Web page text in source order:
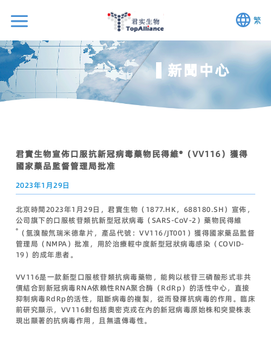
繁
新聞中心
君實生物宣佈口服抗新冠病毒藥物民得維®（VV116）獲得
國家藥品監督管理局批准
2023年1月29日
北京時間2023年1月29日，君實生物（1877.HK，688180.SH）宣佈，
公司旗下的口服核苷類抗新型冠狀病毒（SARS-CoV-2）藥物民得維
® （氫溴酸氘瑞米德韋片，產品代號：VV116/JT001）獲得國家藥品監督
管理局（NMPA）批准，用於治療輕中度新型冠狀病毒感染（COVID-
19）的成年患者。
VV116是一款新型口服核苷類抗病毒藥物，能夠以核苷三磷酸形式非共
價結合到新冠病毒RNA依賴性RNA聚合酶（RdRp）的活性中心，直接
抑制病毒RdRp的活性，阻斷病毒的複製，從而發揮抗病毒的作用。臨床
前研究顯示，VV116對包括奧密克戎在內的新冠病毒原始株和突變株表
現出顯著的抗病毒作用，且無遺傳毒性。